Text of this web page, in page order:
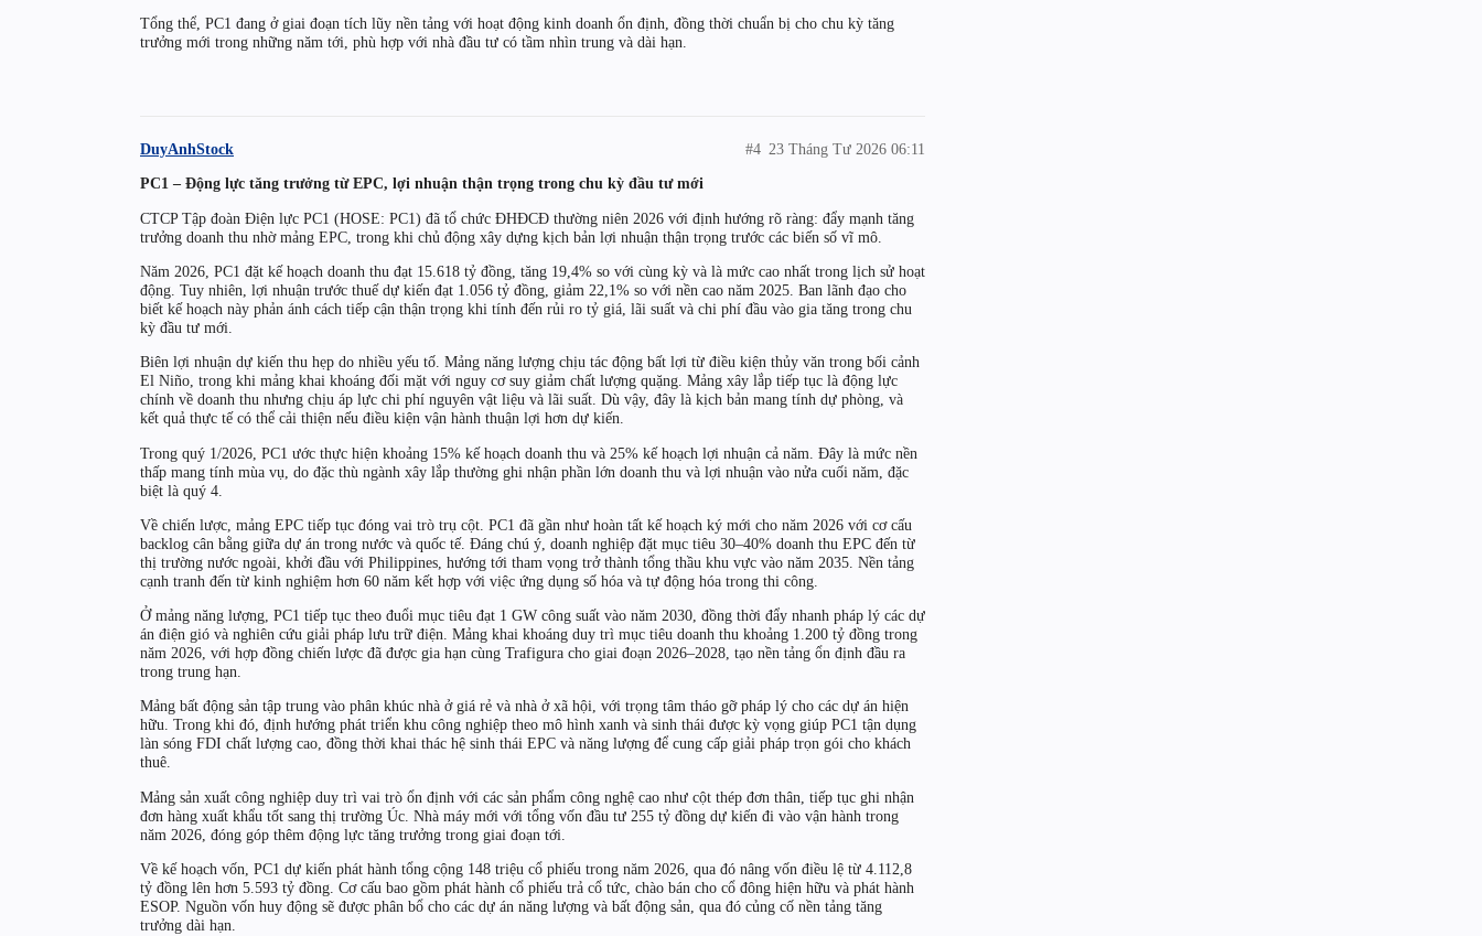
Tổng thể, PC1 đang ở giai đoạn tích lũy nền tảng với hoạt động kinh doanh ổn định, đồng thời chuẩn bị cho chu kỳ tăng
trưởng mới trong những năm tới, phù hợp với nhà đầu tư có tầm nhìn trung và dài hạn.
DuyAnhStock 23 Tháng Tư 2026 06:11
#4
PC1 – Động lực tăng trưởng từ EPC, lợi nhuận thận trọng trong chu kỳ đầu tư mới
CTCP Tập đoàn Điện lực PC1 (HOSE: PC1) đã tổ chức ĐHĐCĐ thường niên 2026 với định hướng rõ ràng: đẩy mạnh tăng
trưởng doanh thu nhờ mảng EPC, trong khi chủ động xây dựng kịch bản lợi nhuận thận trọng trước các biến số vĩ mô.
Năm 2026, PC1 đặt kế hoạch doanh thu đạt 15.618 tỷ đồng, tăng 19,4% so với cùng kỳ và là mức cao nhất trong lịch sử hoạt
động. Tuy nhiên, lợi nhuận trước thuế dự kiến đạt 1.056 tỷ đồng, giảm 22,1% so với nền cao năm 2025. Ban lãnh đạo cho
biết kế hoạch này phản ánh cách tiếp cận thận trọng khi tính đến rủi ro tỷ giá, lãi suất và chi phí đầu vào gia tăng trong chu
kỳ đầu tư mới.
Biên lợi nhuận dự kiến thu hẹp do nhiều yếu tố. Mảng năng lượng chịu tác động bất lợi từ điều kiện thủy văn trong bối cảnh
El Niño, trong khi mảng khai khoáng đối mặt với nguy cơ suy giảm chất lượng quặng. Mảng xây lắp tiếp tục là động lực
chính về doanh thu nhưng chịu áp lực chi phí nguyên vật liệu và lãi suất. Dù vậy, đây là kịch bản mang tính dự phòng, và
kết quả thực tế có thể cải thiện nếu điều kiện vận hành thuận lợi hơn dự kiến.
Trong quý 1/2026, PC1 ước thực hiện khoảng 15% kế hoạch doanh thu và 25% kế hoạch lợi nhuận cả năm. Đây là mức nền
thấp mang tính mùa vụ, do đặc thù ngành xây lắp thường ghi nhận phần lớn doanh thu và lợi nhuận vào nửa cuối năm, đặc
biệt là quý 4.
Về chiến lược, mảng EPC tiếp tục đóng vai trò trụ cột. PC1 đã gần như hoàn tất kế hoạch ký mới cho năm 2026 với cơ cấu
backlog cân bằng giữa dự án trong nước và quốc tế. Đáng chú ý, doanh nghiệp đặt mục tiêu 30–40% doanh thu EPC đến từ
thị trường nước ngoài, khởi đầu với Philippines, hướng tới tham vọng trở thành tổng thầu khu vực vào năm 2035. Nền tảng
cạnh tranh đến từ kinh nghiệm hơn 60 năm kết hợp với việc ứng dụng số hóa và tự động hóa trong thi công.
Ở mảng năng lượng, PC1 tiếp tục theo đuổi mục tiêu đạt 1 GW công suất vào năm 2030, đồng thời đẩy nhanh pháp lý các dự
án điện gió và nghiên cứu giải pháp lưu trữ điện. Mảng khai khoáng duy trì mục tiêu doanh thu khoảng 1.200 tỷ đồng trong
năm 2026, với hợp đồng chiến lược đã được gia hạn cùng Trafigura cho giai đoạn 2026–2028, tạo nền tảng ổn định đầu ra
trong trung hạn.
Mảng bất động sản tập trung vào phân khúc nhà ở giá rẻ và nhà ở xã hội, với trọng tâm tháo gỡ pháp lý cho các dự án hiện
hữu. Trong khi đó, định hướng phát triển khu công nghiệp theo mô hình xanh và sinh thái được kỳ vọng giúp PC1 tận dụng
làn sóng FDI chất lượng cao, đồng thời khai thác hệ sinh thái EPC và năng lượng để cung cấp giải pháp trọn gói cho khách
thuê.
Mảng sản xuất công nghiệp duy trì vai trò ổn định với các sản phẩm công nghệ cao như cột thép đơn thân, tiếp tục ghi nhận
đơn hàng xuất khẩu tốt sang thị trường Úc. Nhà máy mới với tổng vốn đầu tư 255 tỷ đồng dự kiến đi vào vận hành trong
năm 2026, đóng góp thêm động lực tăng trưởng trong giai đoạn tới.
Về kế hoạch vốn, PC1 dự kiến phát hành tổng cộng 148 triệu cổ phiếu trong năm 2026, qua đó nâng vốn điều lệ từ 4.112,8
tỷ đồng lên hơn 5.593 tỷ đồng. Cơ cấu bao gồm phát hành cổ phiếu trả cổ tức, chào bán cho cổ đông hiện hữu và phát hành
ESOP. Nguồn vốn huy động sẽ được phân bổ cho các dự án năng lượng và bất động sản, qua đó củng cố nền tảng tăng
trưởng dài hạn.